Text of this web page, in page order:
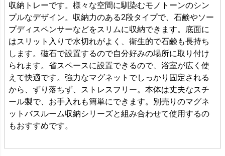
収納トレーです。様々な空間に馴染むモノトーンのシン
プルなデザイン。収納力のある2段タイプで、石鹸やソー
プディスペンサーなどをスリムに収納できます。底面に
はスリット入りで水切れがよく、衛生的で石鹸も長持ち
します。磁石で設置するので自分好みの場所に取り付け
られます。省スペースに設置できるので、浴室が広く使
えて快適です。強力なマグネットでしっかり固定される
から、ずり落ちず、ストレスフリー。本体は丈夫なスチ
ール製で、お手入れも簡単にできます。別売りのマグネ
ットバスルーム収納シリーズと組み合わせて使用するの
もおすすめです。